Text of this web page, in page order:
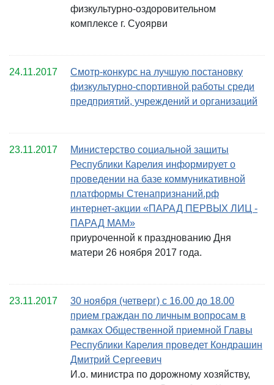
физкультурно-оздоровительном
комплексе г. Суоярви
24.11.2017
Смотр-конкурс на лучшую постановку
физкультурно-спортивной работы среди
предприятий, учреждений и организаций
23.11.2017
Министерство социальной защиты
Республики Карелия информирует о
проведении на базе коммуникативной
платформы Стенапризнаний.рф
интернет-акции «ПАРАД ПЕРВЫХ ЛИЦ -
ПАРАД МАМ»
приуроченной к празднованию Дня
матери 26 ноября 2017 года.
23.11.2017
30 ноября (четверг) с 16.00 до 18.00
прием граждан по личным вопросам в
рамках Общественной приемной Главы
Республики Карелия проведет Кондрашин
Дмитрий Сергеевич
И.о. министра по дорожному хозяйству,